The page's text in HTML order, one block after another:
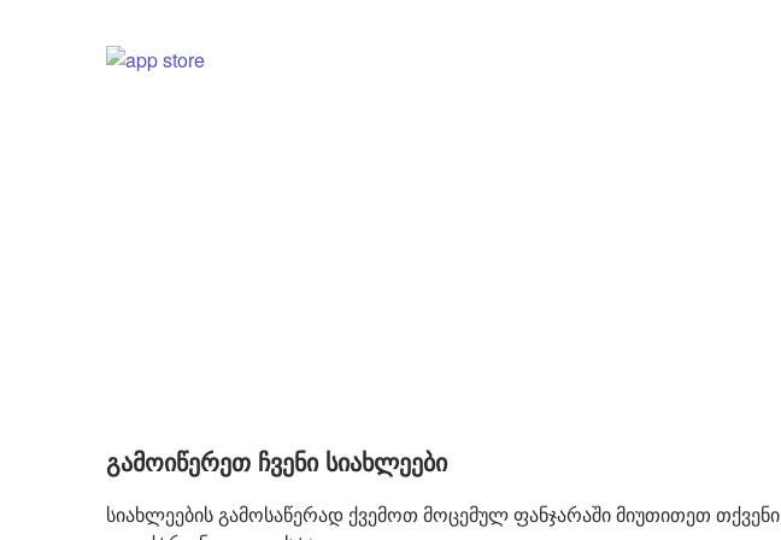
გამოიწერეთ ჩვენი სიახლეები
სიახლეების გამოსაწერად ქვემოთ მოცემულ ფანჯარაში მიუთითეთ თქვენი